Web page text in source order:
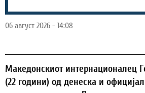
06 август 2026 - 14:08
Македонскиот интернационалец
(22 години) од денеска и